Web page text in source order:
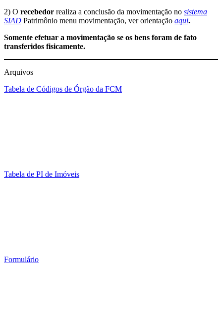
2) O recebedor realiza a conclusão da movimentação no sistema
SIAD Patrimônio menu movimentação, ver orientação aqui.
Somente efetuar a movimentação se os bens foram de fato
transferidos fisicamente.
Arquivos
Tabela de Códigos de Órgão da FCM
Tabela de PI de Imóveis
Formulário